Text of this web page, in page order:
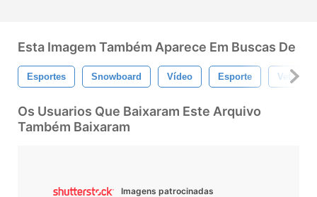
Esta Imagem Também Aparece Em Buscas De
Esportes Snowboard Vídeo Esporte Vetor
Os Usuarios Que Baixaram Este Arquivo
Também Baixaram
Imagens patrocinadas